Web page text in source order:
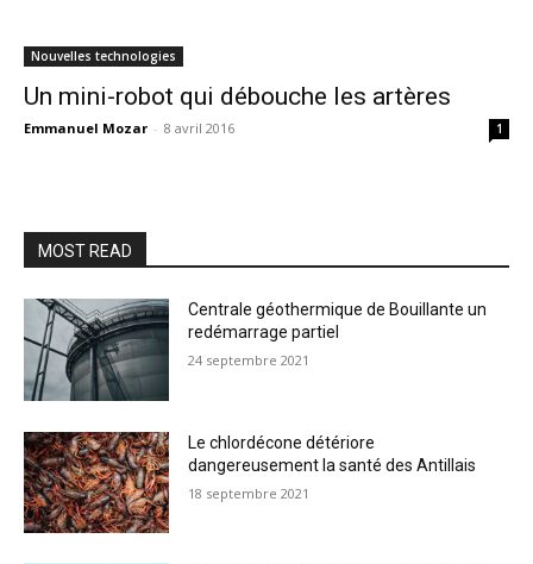
Nouvelles technologies
Un mini-robot qui débouche les artères
Emmanuel Mozar - 8 avril 2016 1
MOST READ
Centrale géothermique de Bouillante un
redémarrage partiel
24 septembre 2021
Le chlordécone détériore
dangereusement la santé des Antillais
18 septembre 2021